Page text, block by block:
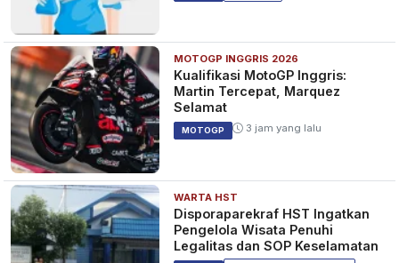
Pemindahan ASN ke IKN
Diwariskan Jokowi ke
Prabowo?
BERITA 1 tahun yang lalu
Akses ke IKN, ASDP Resmi
Terapkan e-Ticketing di
Pelabuhan Penajam
MOTOGP INGGRIS 2026
Kualifikasi MotoGP Inggris:
Martin Tercepat, Marquez
Selamat
MOTOGP 3 jam yang lalu
WARTA HST
Disporaparekraf HST Ingatkan
Pengelola Wisata Penuhi
Legalitas dan SOP Keselamatan